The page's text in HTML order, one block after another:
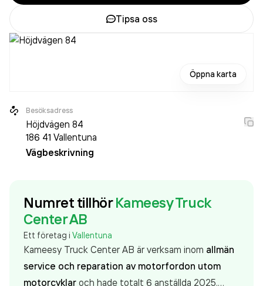
Tipsa oss
Öppna karta
Besöksadress
Höjdvägen 84
186 41 Vallentuna
Vägbeskrivning
Numret tillhör Kameesy Truck
Center AB
Ett företag i Vallentuna
Kameesy Truck Center AB är verksam inom allmän
service och reparation av motorfordon utom
motorcyklar och hade totalt 6 anställda 2025.